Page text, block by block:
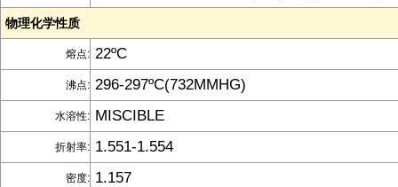
物理化学性质
熔点: 22ºC
沸点: 296-297ºC(732MMHG)
水溶性: MISCIBLE
折射率: 1.551-1.554
密度: 1.157